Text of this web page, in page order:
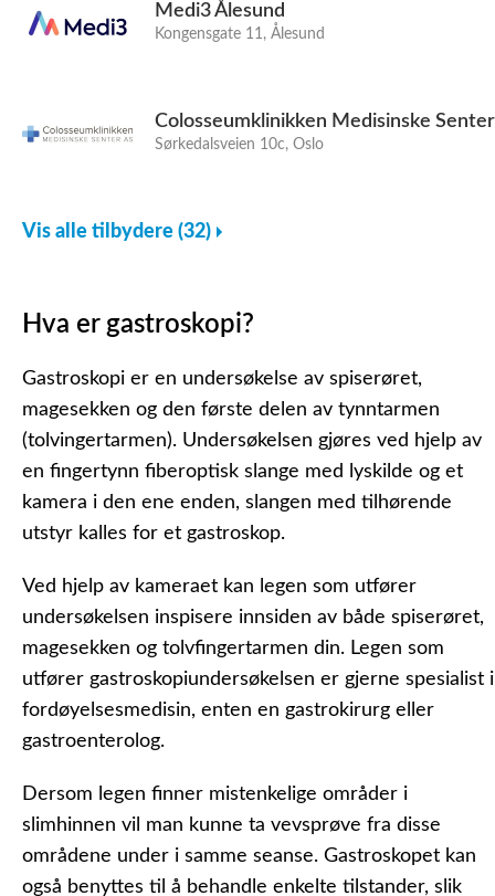
Medi3 Ålesund
Kongensgate 11, Ålesund
Colosseumklinikken Medisinske Senter
Sørkedalsveien 10c, Oslo
Vis alle tilbydere (32)
Hva er gastroskopi?
Gastroskopi er en undersøkelse av spiserøret,
magesekken og den første delen av tynntarmen
(tolvingertarmen). Undersøkelsen gjøres ved hjelp av
en fingertynn fiberoptisk slange med lyskilde og et
kamera i den ene enden, slangen med tilhørende
utstyr kalles for et gastroskop.
Ved hjelp av kameraet kan legen som utfører
undersøkelsen inspisere innsiden av både spiserøret,
magesekken og tolvfingertarmen din. Legen som
utfører gastroskopiundersøkelsen er gjerne spesialist i
fordøyelsesmedisin, enten en gastrokirurg eller
gastroenterolog.
Dersom legen finner mistenkelige områder i
slimhinnen vil man kunne ta vevsprøve fra disse
områdene under i samme seanse. Gastroskopet kan
også benyttes til å behandle enkelte tilstander, slik